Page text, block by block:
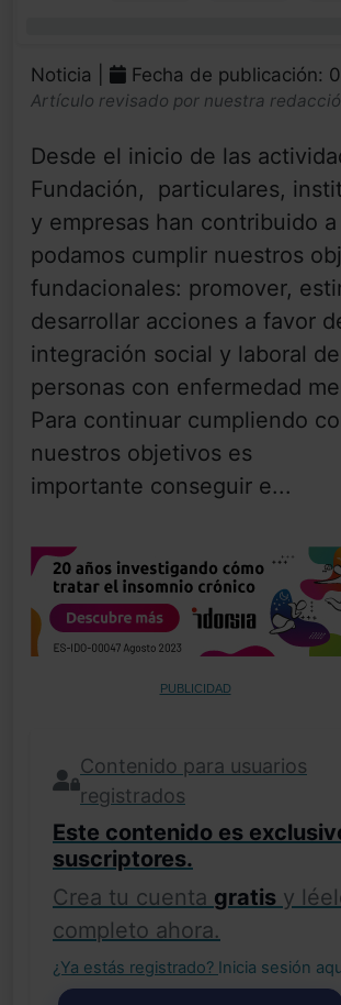
Noticia | Fecha de publicación:
Artículo revisado por nuestra
Desde el inicio de las
Fundación, particulares,
y empresas han contribuido
podamos cumplir nuestros
fundacionales: promover,
desarrollar acciones a favor
integración social y laboral
personas con enfermedad
Para continuar cumpliendo
nuestros objetivos es
importante conseguir e...
PUBLICIDAD
Contenido para usuarios
registrados
Este contenido es
suscriptores.
Crea tu cuenta gratis y
completo ahora.
¿Ya estás registrado? Inicia sesión